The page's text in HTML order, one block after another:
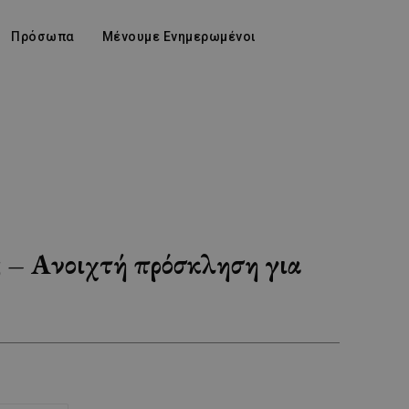
Πρόσωπα Μένουμε Ενημερωμένοι
Ανοιχτή πρόσκληση για